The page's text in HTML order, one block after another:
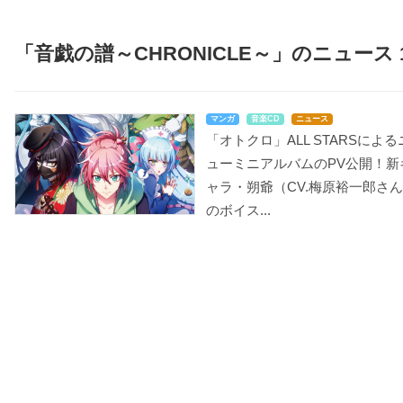
「音戯の譜～CHRONICLE～」のニュース
マンガ 音楽CD ニュース
「オトクロ」ALL STARSによる
ューミニアルバムのPV公開！新
ャラ・朔爺（CV.梅原裕一郎さん
のボイス...